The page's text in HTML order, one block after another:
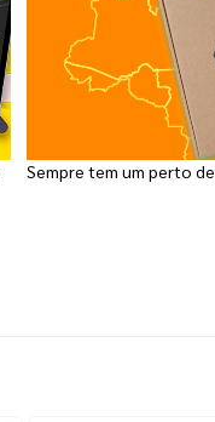
Sempre tem um perto